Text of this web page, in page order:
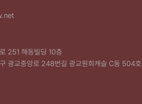
251 해동빌딩 10층
광교중앙로 248번길 광교원희캐슬 C동 504호